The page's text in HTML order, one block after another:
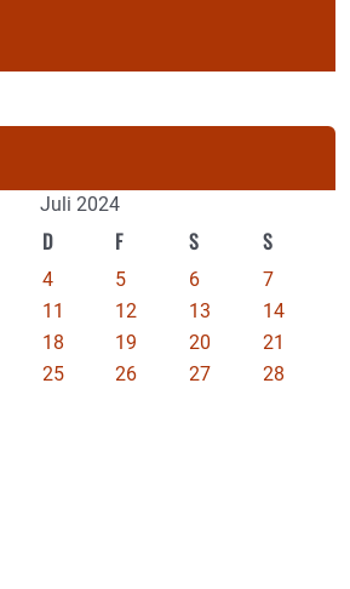
Juli 2024
D F S S
4 5 6
7
11 12 13
14
18 19 20
21
25 26 27
28